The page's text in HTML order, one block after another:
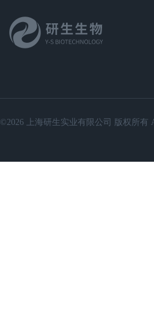
©2026 上海研生实业有限公司 版权所有